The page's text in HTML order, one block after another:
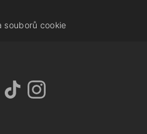
souborů cookie